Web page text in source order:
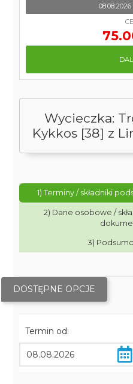
Wycieczka:
Kykkos [38] z
1) Terminy / składniki
2) Dane osobowe /
3)
DOSTĘPNE OPCJE
Termin od: